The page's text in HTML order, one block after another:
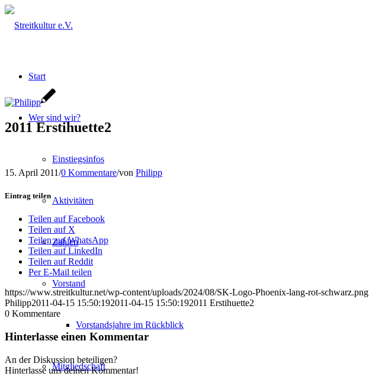
Start
Wer sind wir?
Einstiegsinfos
Aktivitäten
Zahlen
Vorstand
Vorstandsjahre im Rückblick
Mitgliedschaft
2011 Erstihuette2
15. April 2011/0 Kommentare/von Philipp
Eintrag teilen
Teilen auf Facebook
Teilen auf X
Teilen auf WhatsApp
Teilen auf LinkedIn
Teilen auf Reddit
Per E-Mail teilen
https://www.streitkultur.net/wp-content/uploads/2024/08/SK-Logo-Phoenix-lang-rot-schwarz.png
Philipp2011-04-15 15:50:192011-04-15 15:50:192011 Erstihuette2
0 Kommentare
Hinterlasse einen Kommentar
An der Diskussion beteiligen?
Hinterlasse uns deinen Kommentar!